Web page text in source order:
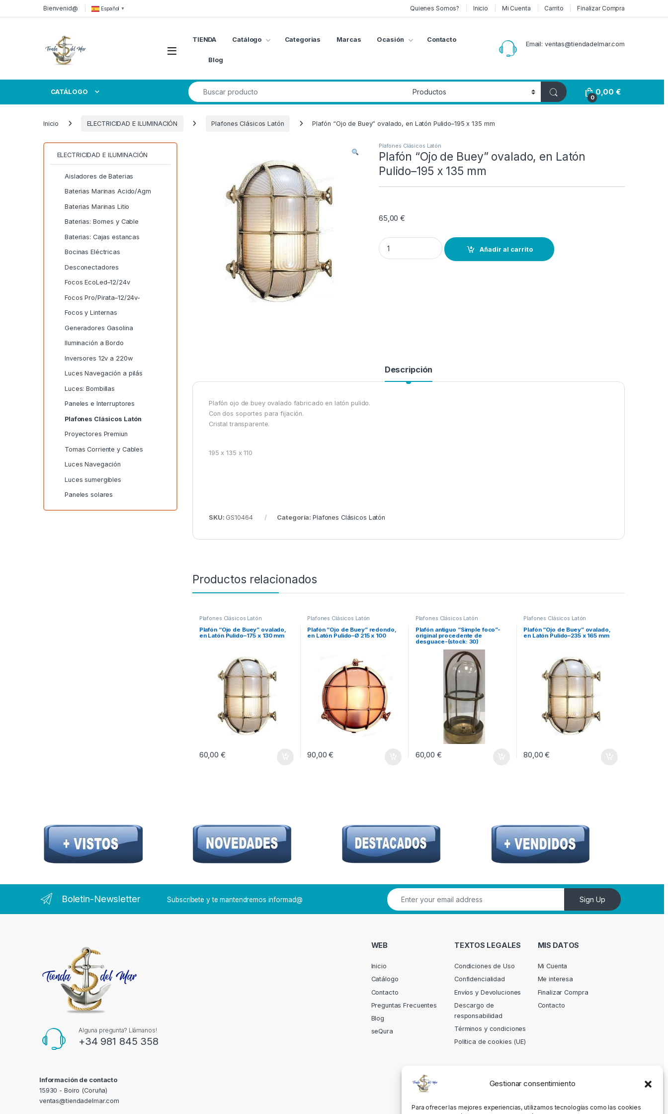
Gestionar consentimiento
Para ofrecer las mejores experiencias, utilizamos tecnologías como las cookies
Skip to navigation
Skip to contentBienvenid@ Español ▼ Quienes Somos? Inicio Mi Cuenta Carrito Finalizar Compra
Open
TIENDA Catálogo Categorias Marcas Ocasión Contacto
Blog
Email: ventas@tiendadelmar.com
CATÁLOGO
Search for:
0
0,00€
Inicio ELECTRICIDAD E ILUMINACIÓN Plafones Clásicos Latón Plafón “Ojo de Buey” ovalado, en Latón Pulido–195 x 135 mm
Plafones Clásicos Latón
Plafón “Ojo de Buey” ovalado, en Latón
Pulido–195 x 135 mm
65,00€
Plafón "Ojo de Buey" ovalado, en Latón Pulido--195 x 135 mm quantity
Añadir al carrito
Descripción
Plafón ojo de buey ovalado fabricado en latón pulido.
Con dos soportes para fijación.
Cristal transparente.
195 x 135 x 110
SKU: GS10464 Categoría:Plafones Clásicos Latón
Productos relacionados
Plafones Clásicos Latón
Plafón “Ojo de Buey” ovalado,
en Latón Pulido–175 x 130 mm
60,00 €
Plafones Clásicos Latón
Plafón “Ojo de Buey” redondo,
en Latón Pulido–Ø 215 x 100
90,00€
Plafones Clásicos Latón
Plafón antiguo “Simple foco”-
original procedente de
desguace-(stock: 30)
60,00 €
Plafones Clásicos Latón
Plafón “Ojo de Buey” ovalado,
en Latón Pulido–235 x 165 mm
80,00€
ELECTRICIDAD E ILUMINACIÓN
Aisladores de Baterias
Baterias Marinas Acido/Agm
Baterias Marinas Litio
Baterias: Bornes y Cable
Baterias: Cajas estancas
Bocinas Eléctricas
Desconectadores
Focos EcoLed–12/24v
Focos Pro/Pirata–12/24v-
Focos y Linternas
Generadores Gasolina
Iluminación a Bordo
Inversores 12v a 220w
Luces Navegación a pilás
Luces: Bombillas
Paneles e Interruptores
Plafones Clásicos Latón
Proyectores Premiun
Tomas Corriente y Cables
Luces Navegación
Luces sumergibles
Paneles solares
Boletin-Newsletter Subscríbete y te mantendremos informad@ Sign Up
Alguna pregunta? Llámanos!
+34 981 845 358
Información de contacto
15930 - Boiro (Coruña)
ventas@tiendadelmar.com
WEB
Inicio
Catálogo
Contacto
Preguntas Frecuentes
Blog
seQura
TEXTOS LEGALES
Condiciones de Uso
Confidencialidad
Envíos y Devoluciones
Descargo de
responsabilidad
Términos y condiciones
Política de cookies (UE)
MIS DATOS
Mi Cuenta
Me interesa
Finalizar Compra
Contacto